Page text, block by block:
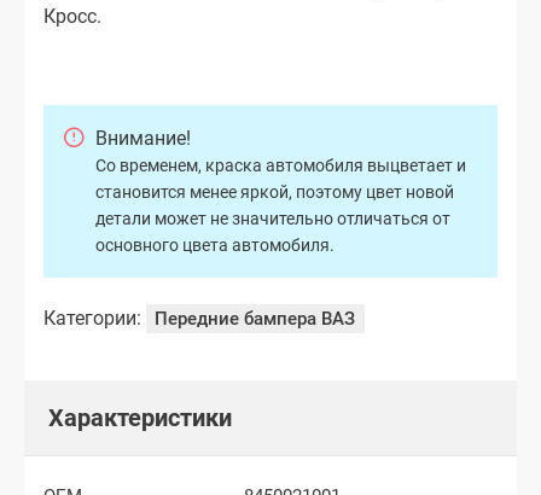
Кросс.
Внимание!
Со временем, краска автомобиля выцветает и
становится менее яркой, поэтому цвет новой
детали может не значительно отличаться от
основного цвета автомобиля.
Категории: Передние бампера ВАЗ
Характеристики